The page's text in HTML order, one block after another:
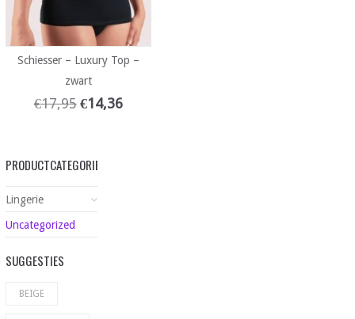
Schiesser – Luxury Top –
zwart
€17,95 €14,36
PRODUCTCATEGORIEËN
Lingerie
Uncategorized
SUGGESTIES
BEIGE